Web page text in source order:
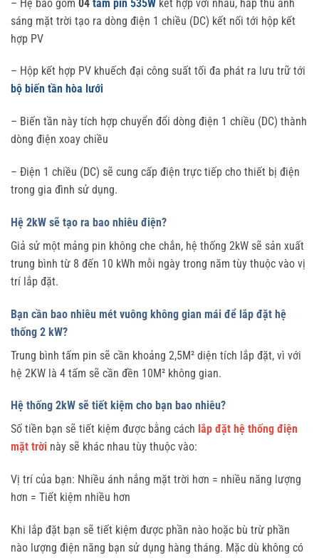
– Hệ bao gồm 04 tấm pin 535W kết hợp với nhau, hấp thu ánh
sáng mặt trời tạo ra dòng điện 1 chiều (DC) kết nối tới hộp kết
hợp PV
– Hộp kết hợp PV khuếch đại công suất tối đa phát ra lưu trữ tới
bộ biến tần hòa lưới
– Biến tần này tích hợp chuyển đổi dòng điện 1 chiều (DC) thành
dòng điện xoay chiều
– Điện 1 chiều (DC) sẽ cung cấp điện trực tiếp cho thiết bị điện
trong gia đình sử dụng.
Hệ 2kW sẽ tạo ra bao nhiêu điện?
Giả sử một mảng pin không che chắn, hệ thống 2kW sẽ sản xuất
trung bình từ 8 đến 10 kWh mỗi ngày trong năm tùy thuộc vào vị
trí lắp đặt.
Bạn cần bao nhiêu mét vuông không gian mái để lắp đặt hệ
thống 2 kW?
Trung bình tấm pin sẽ cần khoảng 2,5M² diện tích lắp đặt, vì với
hệ 2KW là 4 tấm sẽ cần đền 10M² không gian.
Hệ thống 2kW sẽ tiết kiệm cho bạn bao nhiêu?
Số tiền bạn sẽ tiết kiệm được bằng cách lắp đặt hệ thống điện
mặt trời này sẽ khác nhau tùy thuộc vào:
Vị trí của bạn: Nhiều ánh nắng mặt trời hơn = nhiều năng lượng
hơn = Tiết kiệm nhiều hơn
Khi lắp đặt bạn sẽ tiết kiệm được phần nào hoặc bù trừ phần
nào lượng điện năng bạn sử dụng hàng tháng. Mặc dù không có